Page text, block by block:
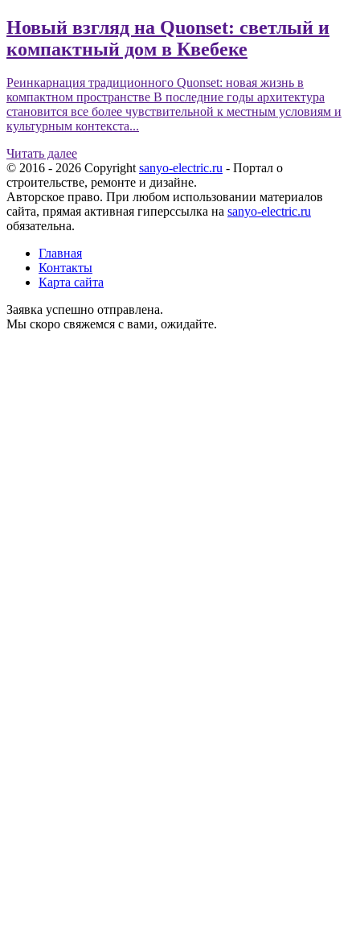
Новый взгляд на Quonset: светлый и
компактный дом в Квебеке
Реинкарнация традиционного Quonset: новая жизнь в
компактном пространстве В последние годы архитектура
становится все более чувствительной к местным условиям и
культурным контекста...
Читать далее
© 2016 - 2026 Copyrightsanyo-electric.ru - Портал о
строительстве, ремонте и дизайне.
Авторское право. При любом использовании материалов
сайта, прямая активная гиперссылка на sanyo-electric.ru
обязательна.
Главная
Контакты
Карта сайта
Заявка успешно отправлена.
Мы скоро свяжемся с вами, ожидайте.